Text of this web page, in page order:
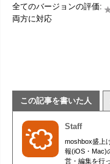
全てのバージョンの評価:
両方に対応
この記事を書いた人
Staff
moshbox盛上
報(iOS・Mac)
営・編集を行